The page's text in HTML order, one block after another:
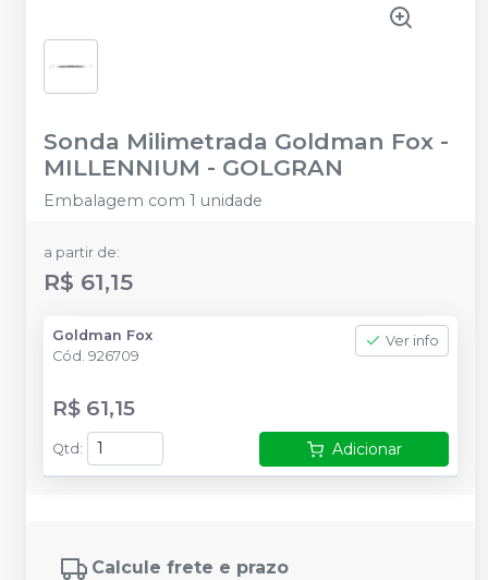
Sonda Milimetrada Goldman Fox -
MILLENNIUM - GOLGRAN
Embalagem com 1 unidade
a partir de:
R$ 61,15
Goldman Fox
Cód. 926709
Ver info
R$ 61,15
Qtd : Adicionar
Calcule frete e prazo